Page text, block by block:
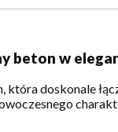
beton w
doskonale